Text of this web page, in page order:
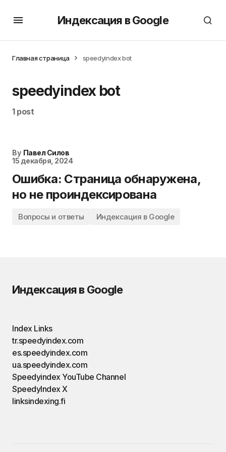
Индексация в Google
Главная страница speedyindex bot
speedyindex bot
1 post
By Павел Силов
15 декабря, 2024
Ошибка: Страница обнаружена,
но не проиндексирована
Вопросы и ответы Индексация в Google
Индексация в Google
Index Links
tr.speedyindex.com
es.speedyindex.com
ua.speedyindex.com
Speedyindex YouTube Channel
SpeedyIndex X
linksindexing.fi